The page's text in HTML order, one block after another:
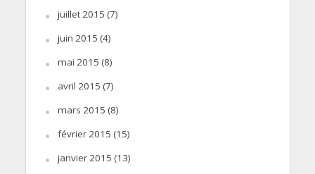
juillet 2015 (7)
juin 2015 (4)
mai 2015 (8)
avril 2015 (7)
mars 2015 (8)
février 2015 (15)
janvier 2015 (13)